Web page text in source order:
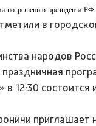
по решению президента
в
народов
12:30 состоится